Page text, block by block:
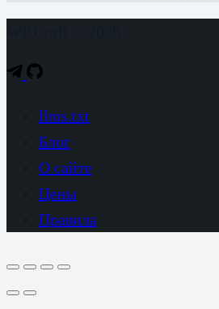
llms.txt
Блог
О сайте
Цены
Правила